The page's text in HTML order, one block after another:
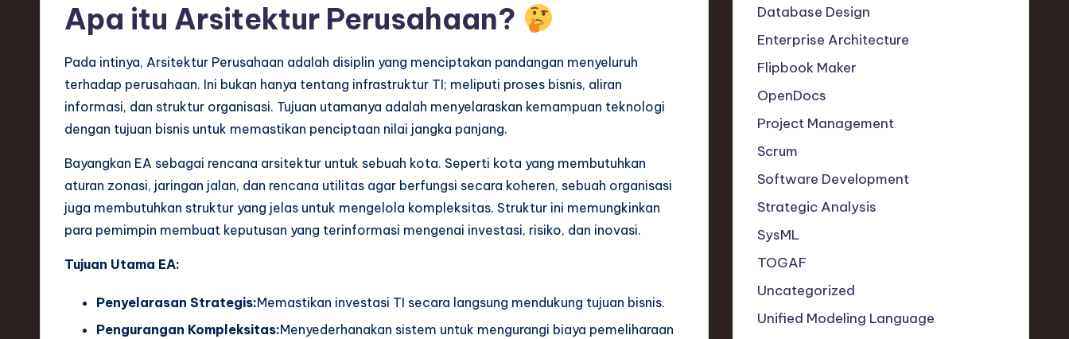
ft
Apa itu Arsitektur Perusahaan?
Pada intinya, Arsitektur Perusahaan adalah disiplin yang menciptakan pandangan menyeluruh
terhadap perusahaan. Ini bukan hanya tentang infrastruktur TI; meliputi proses bisnis, aliran
informasi, dan struktur organisasi. Tujuan utamanya adalah menyelaraskan kemampuan teknologi
dengan tujuan bisnis untuk memastikan penciptaan nilai jangka panjang.
Bayangkan EA sebagai rencana arsitektur untuk sebuah kota. Seperti kota yang membutuhkan
aturan zonasi, jaringan jalan, dan rencana utilitas agar berfungsi secara koheren, sebuah organisasi
juga membutuhkan struktur yang jelas untuk mengelola kompleksitas. Struktur ini memungkinkan
para pemimpin membuat keputusan yang terinformasi mengenai investasi, risiko, dan inovasi.
Tujuan Utama EA:
Penyelarasan Strategis:Memastikan investasi TI secara langsung mendukung tujuan bisnis.
Pengurangan Kompleksitas:Menyederhanakan sistem untuk mengurangi biaya pemeliharaan
Database Design
Enterprise Architecture
Flipbook Maker
OpenDocs
Project Management
Scrum
Software Development
Strategic Analysis
SysML
TOGAF
Uncategorized
Unified Modeling Language